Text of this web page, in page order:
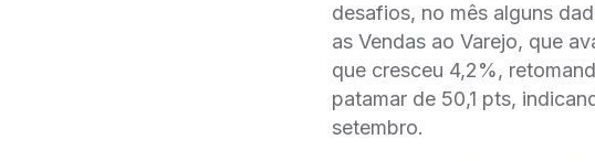
desafios, no mês alguns
as Vendas ao Varejo, que
que cresceu 4,2%,
patamar de 50,1 pts,
setembro.